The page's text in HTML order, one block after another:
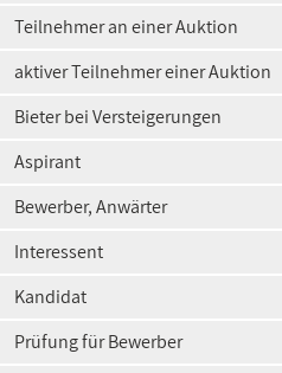
Teilnehmer an einer Auktion
aktiver Teilnehmer einer Auktion
Bieter bei Versteigerungen
Aspirant
Bewerber, Anwärter
Interessent
Kandidat
Prüfung für Bewerber